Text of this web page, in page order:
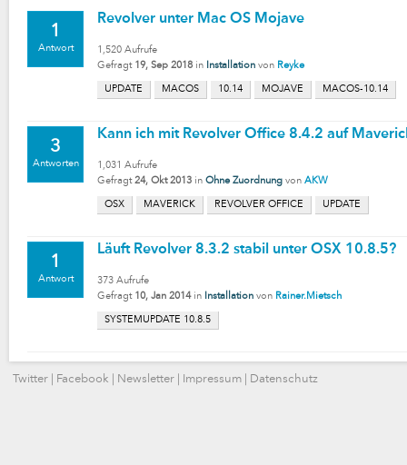
1
Antwort
Revolver unter Mac OS Mojave
1,520 Aufrufe
Gefragt 19, Sep 2018 in Installation von Reyke
UPDATE MACOS 10.14 MOJAVE MACOS-10.14
3
Antworten
Kann ich mit Revolver Office 8.4.2 auf
1,031 Aufrufe
Gefragt 24, Okt 2013 in Ohne Zuordnung von AKW
OSX MAVERICK REVOLVER OFFICE UPDATE
1
Antwort
Läuft Revolver 8.3.2 stabil unter OSX 10.8.5?
373 Aufrufe
Gefragt 10, Jan 2014 in Installation von Rainer.Mietsch
SYSTEMUPDATE 10.8.5
Twitter Facebook Newsletter Impressum Datenschutz